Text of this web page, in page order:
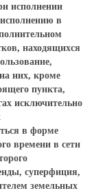
исполнении
в
находящихся
них, кроме
пункта,
исключительно
в форме
времени в сети
суперфиция,
земельных